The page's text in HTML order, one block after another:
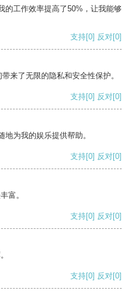
的工作效率提高了50%，让我能够
支持[0] 反对[0]
来了无限的隐私和安全性保护。
支持[0] 反对[0]
为我的娱乐提供帮助。
支持[0] 反对[0]
富。
支持[0] 反对[0]
支持[0] 反对[0]